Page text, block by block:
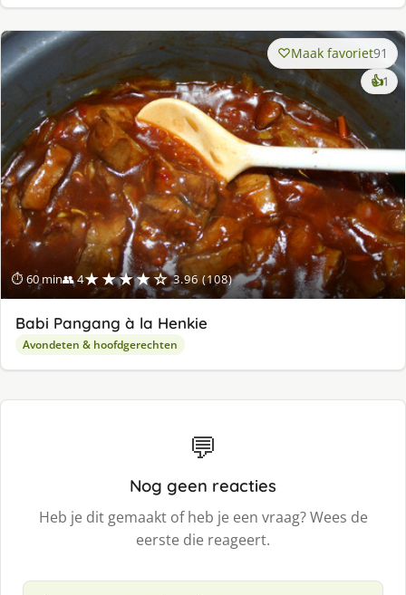
⏱ 60 min👥 4★★★★☆ 3.96 (108)
Maak favoriet91
👍1
Babi Pangang à la Henkie
Avondeten & hoofdgerechten
💬
Nog geen reacties
Heb je dit gemaakt of heb je een vraag? Wees de
eerste die reageert.